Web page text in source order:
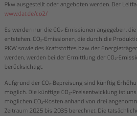
Pkw ausgestellt oder angeboten werden. Der
www.dat.de/co2/
Es werden nur die CO₂-Emissionen angegeben,
entstehen. CO₂-Emissionen, die durch die
PKW sowie des Kraftstoffes bzw. der
werden, werden bei der Ermittlung der CO₂-
berücksichtigt.
Aufgrund der CO₂-Bepreisung sind künftig
möglich. Die künftige CO₂-Preisentwicklung ist
möglichen CO₂-Kosten anhand von drei
Zeitraum 2025 bis 2035 berechnet. Die